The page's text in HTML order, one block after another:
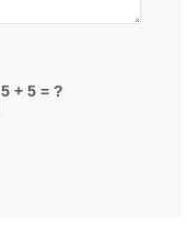
5 + 5 = ?